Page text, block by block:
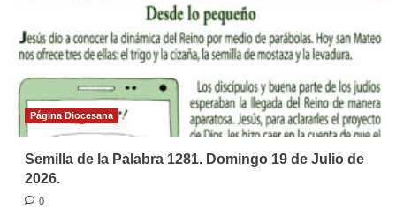
Página Diocesana
Semilla de la Palabra 1281. Domingo 19 de Julio de
2026.
0